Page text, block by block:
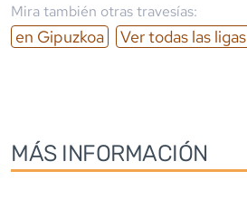
Mira también otras travesías:
en Gipuzkoa Ver todas las ligas
MÁS INFORMACIÓN